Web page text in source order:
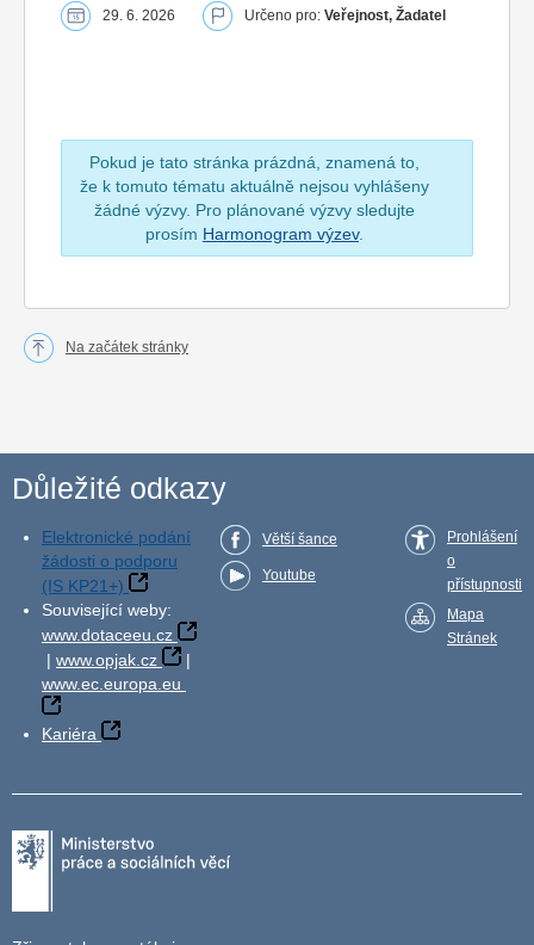
29. 6. 2026 Určeno pro: Veřejnost, Žadatel
Pokud je tato stránka prázdná, znamená to,
že k tomuto tématu aktuálně nejsou vyhlášeny
žádné výzvy. Pro plánované výzvy sledujte
prosím Harmonogram výzev.
Na začátek stránky
Důležité odkazy
Elektronické podání
žádosti o podporu
(IS KP21+)
Související weby:
www.dotaceeu.cz
| www.opjak.cz
|
www.ec.europa.eu
Kariéra
Větší šance
Youtube
Prohlášení
o
přístupnosti
Mapa
Stránek